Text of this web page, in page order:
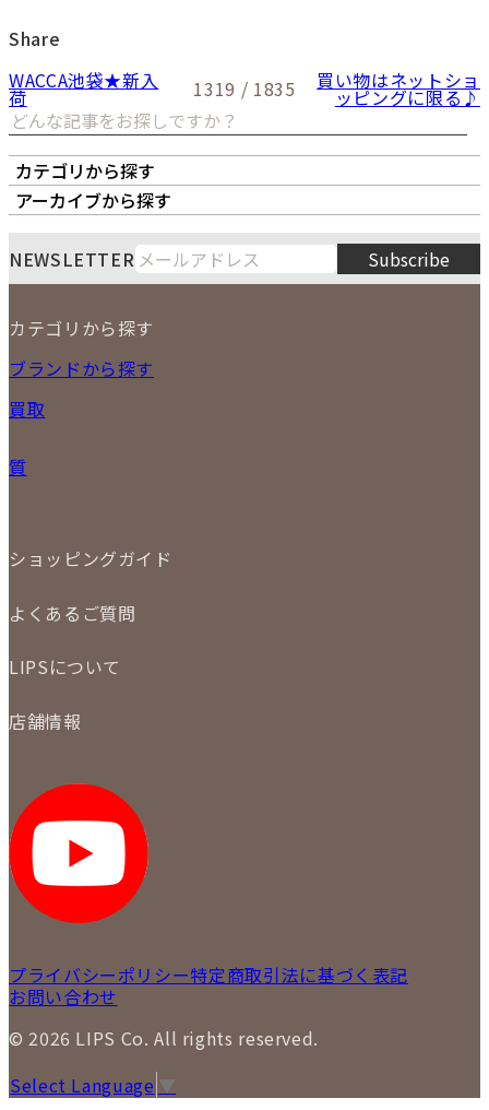
Share
WACCA池袋★新入
荷 1319 / 1835 買い物はネットショ
ッピングに限る♪
カテゴリから探す
オーナーズボイス
LIPS通販部門 LIPS 銀座店
アーカイブから探す
8
2026
月 火 水 木 金 土
日
1
2
10
11
17
18
NEWSLETTER Subscribe
カテゴリから探す
NEW ITEM
時計
小物
ジュエリー
ブランドから探す
買取
店頭買取
LINE査定
買取実績
質
ショッピングガイド
商品について
お支払いについて
よくあるご質問
商品について
質について
返品について
LIPSについて
各事業部の紹介
STAFF BLOG
SNS
店舗情報
LIPS 新宿店
LIPS 札幌パルコ店
LIPS 札幌白石店
LIPS 通信販売事業部
プライバシーポリシー特定商取引法に基づく表記
お問い合わせ
© 2026 LIPS Co. All rights reserved.
Select Language ▼